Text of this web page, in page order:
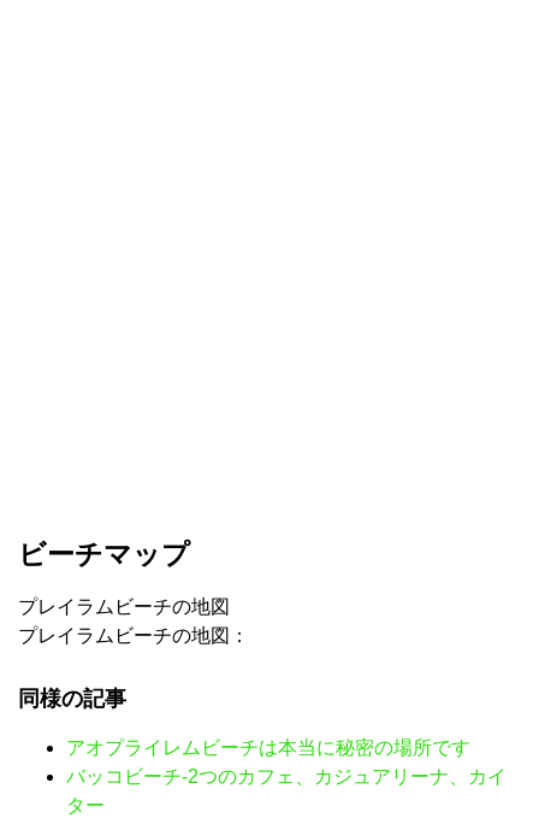
ビーチマップ
プレイラムビーチの地図
プレイラムビーチの地図：
同様の記事
アオプライレムビーチは本当に秘密の場所です
バッコビーチ-2つのカフェ、カジュアリーナ、カイ
ター